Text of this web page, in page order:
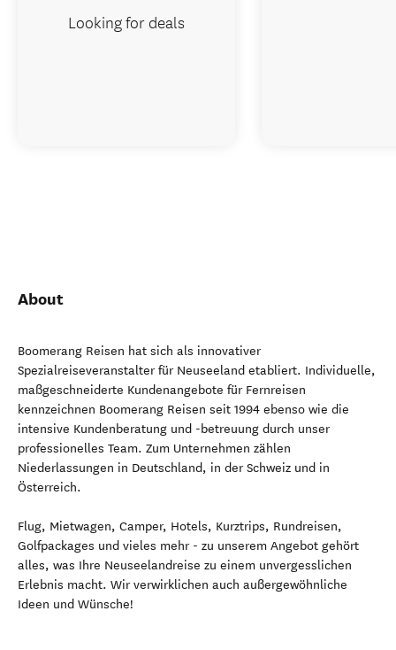
About
Boomerang Reisen hat sich als innovativer
Spezialreiseveranstalter für Neuseeland etabliert. Individuelle,
maßgeschneiderte Kundenangebote für Fernreisen
kennzeichnen Boomerang Reisen seit 1994 ebenso wie die
intensive Kundenberatung und -betreuung durch unser
professionelles Team. Zum Unternehmen zählen
Niederlassungen in Deutschland, in der Schweiz und in
Österreich.
Flug, Mietwagen, Camper, Hotels, Kurztrips, Rundreisen,
Golfpackages und vieles mehr - zu unserem Angebot gehört
alles, was Ihre Neuseelandreise zu einem unvergesslichen
Erlebnis macht. Wir verwirklichen auch außergewöhnliche
Ideen und Wünsche!
Looking for deals